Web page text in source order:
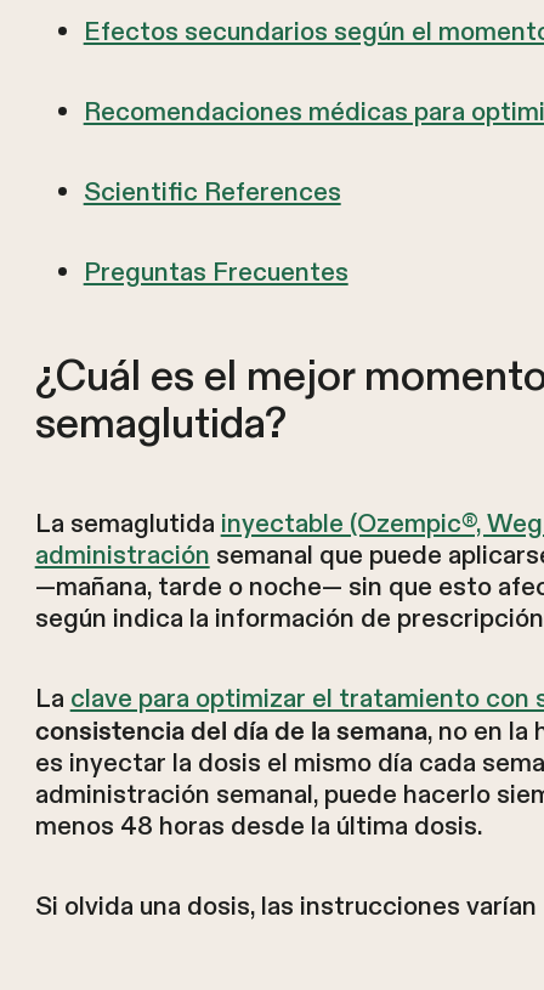
Efectos secundarios según el
Recomendaciones médicas para
Scientific References
Preguntas Frecuentes
¿Cuál es el mejor
semaglutida?
La semaglutida inyectable (Ozempic®,
administración semanal que puede
—mañana, tarde o noche— sin que esto
según indica la información de
La clave para optimizar el tratamiento con
consistencia del día de la semana, no en la
es inyectar la dosis el mismo día cada
administración semanal, puede hacerlo
menos 48 horas desde la última dosis.
Si olvida una dosis, las instrucciones